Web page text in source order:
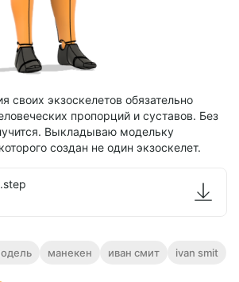
своих экзоскелетов обязательно
пропорций и суставов. Без
Выкладываю модельку
создан не один экзоскелет.
манекен иван смит ivan smit